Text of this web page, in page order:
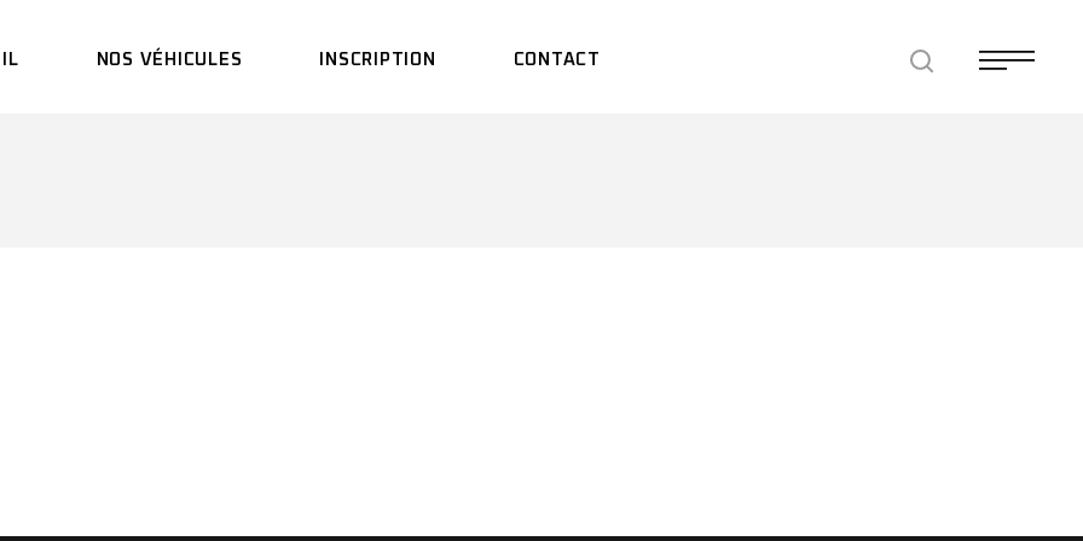
NOS VÉHICULES INSCRIPTION CONTACT